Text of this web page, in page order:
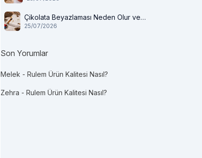
Çikolata Beyazlaması Neden Olur ve
Tüketilir mi?
25/07/2026
Son Yorumlar
Melek - Rulem Ürün Kalitesi Nasıl?
Zehra - Rulem Ürün Kalitesi Nasıl?